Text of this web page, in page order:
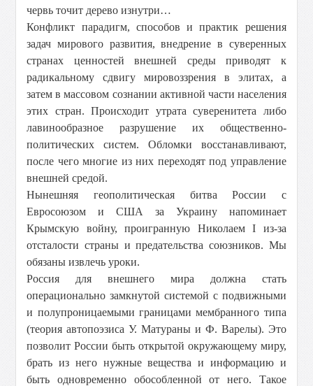
червь точит дерево изнутри…
Конфликт парадигм, способов и практик решения
задач мирового развития, внедрение в суверенных
странах ценностей внешней среды приводят к
радикальному сдвигу мировоззрения в элитах, а
затем в массовом сознании активной части населения
этих стран. Происходит утрата суверенитета либо
лавинообразное разрушение их общественно-
политических систем. Обломки восстанавливают,
после чего многие из них переходят под управление
внешней средой.
Нынешняя геополитическая битва России с
Евросоюзом и США за Украину напоминает
Крымскую войну, проигранную Николаем I из-за
отсталости страны и предательства союзников. Мы
обязаны извлечь уроки.
Россия для внешнего мира должна стать
операционально замкнутой системой с подвижными
и полупроницаемыми границами мембранного типа
(теория автопоэзиса У. Матураны и Ф. Варелы). Это
позволит России быть открытой окружающему миру,
брать из него нужные вещества и информацию и
быть одновременно обособленной от него. Такое